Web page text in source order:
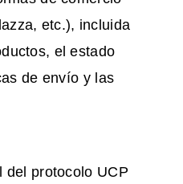
etc.), incluida
el estado
de envío y las
del protocolo UCP